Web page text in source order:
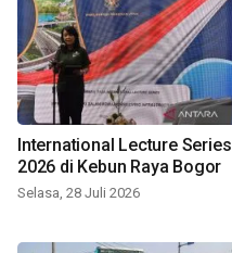
International Lecture Series
2026 di Kebun Raya Bogor
Selasa, 28 Juli 2026